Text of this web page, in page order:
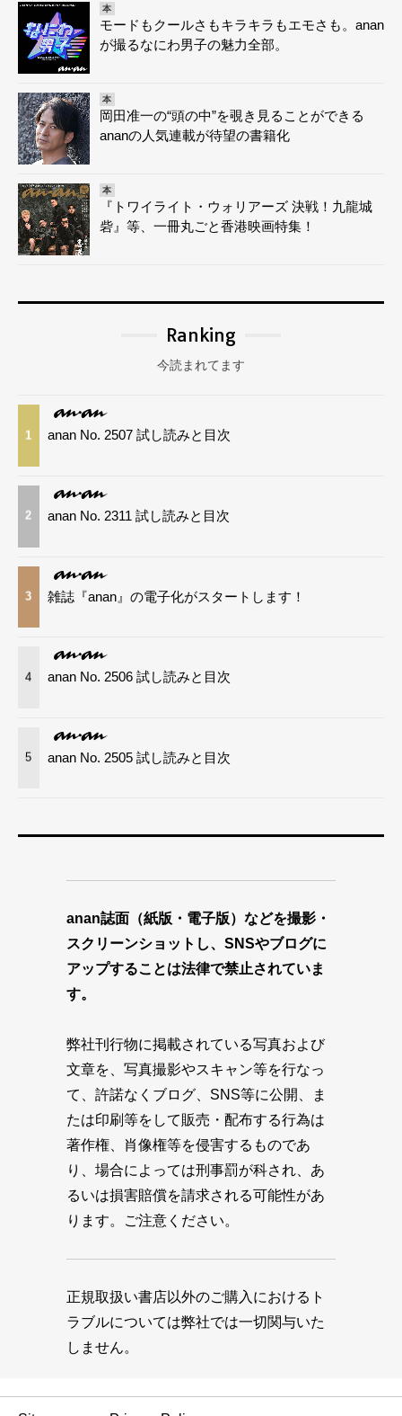
本
モードもクールさもキラキラもエモさも。anan
が撮るなにわ男子の魅力全部。
本
岡田准一の“頭の中”を覗き見ることができる
ananの人気連載が待望の書籍化
本
『トワイライト・ウォリアーズ 決戦！九龍城
砦』等、一冊丸ごと香港映画特集！
Ranking
今読まれてます
1 anan No. 2507 試し読みと目次
2 anan No. 2311 試し読みと目次
3 雑誌『anan』の電子化がスタートします！
4 anan No. 2506 試し読みと目次
5 anan No. 2505 試し読みと目次
anan誌面（紙版・電子版）などを撮影・
スクリーンショットし、SNSやブログに
アップすることは法律で禁止されていま
す。
弊社刊行物に掲載されている写真および
文章を、写真撮影やスキャン等を行なっ
て、許諾なくブログ、SNS等に公開、ま
たは印刷等をして販売・配布する行為は
著作権、肖像権等を侵害するものであ
り、場合によっては刑事罰が科され、あ
るいは損害賠償を請求される可能性があ
ります。ご注意ください。
正規取扱い書店以外のご購入におけるト
ラブルについては弊社では一切関与いた
しません。